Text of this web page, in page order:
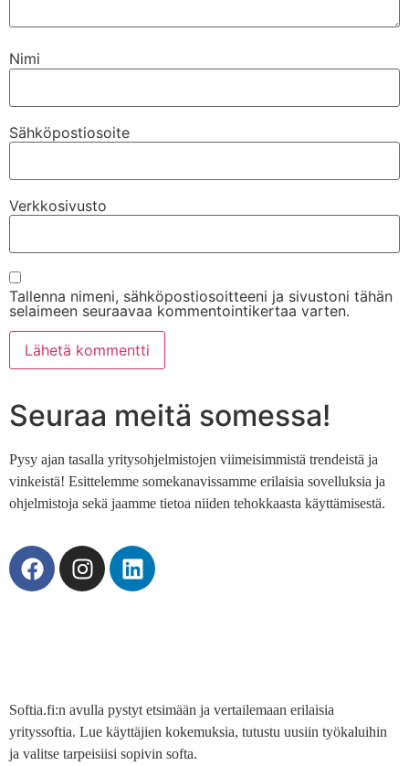
Nimi
Sähköpostiosoite
Verkkosivusto
Tallenna nimeni, sähköpostiosoitteeni ja sivustoni tähän
selaimeen seuraavaa kommentointikertaa varten.
Seuraa meitä somessa!
Pysy ajan tasalla yritysohjelmistojen viimeisimmistä trendeistä ja
vinkeistä! Esittelemme somekanavissamme erilaisia sovelluksia ja
ohjelmistoja sekä jaamme tietoa niiden tehokkaasta käyttämisestä.
Softia.fi:n avulla pystyt etsimään ja vertailemaan erilaisia
yrityssoftia. Lue käyttäjien kokemuksia, tutustu uusiin työkaluihin
ja valitse tarpeisiisi sopivin softa.